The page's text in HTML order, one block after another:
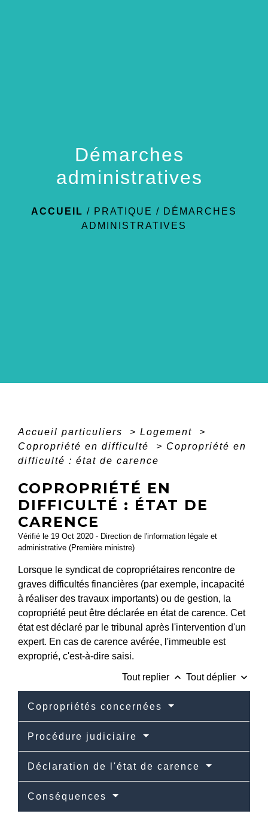
Démarches
administratives
ACCUEIL / PRATIQUE / DÉMARCHES
ADMINISTRATIVES
Accueil particuliers > Logement
>
Copropriété en difficulté
> Copropriété en
difficulté : état de carence
COPROPRIÉTÉ EN
DIFFICULTÉ : ÉTAT DE
CARENCE
Vérifié le 19 Oct 2020 - Direction de l'information légale et
administrative (Première ministre)
Lorsque le syndicat de copropriétaires rencontre de
graves difficultés financières (par exemple, incapacité
à réaliser des travaux importants) ou de gestion, la
copropriété peut être déclarée en état de carence. Cet
état est déclaré par le tribunal après l'intervention d'un
expert. En cas de carence avérée, l'immeuble est
exproprié, c'est-à-dire saisi.
Tout replier keyboard_arrow_up Tout déplier keyboard_arrow_down
Copropriétés concernées
Procédure judiciaire
Déclaration de l'état de carence
Conséquences